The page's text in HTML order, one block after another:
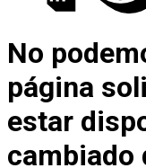
No
página
estar
cambiado